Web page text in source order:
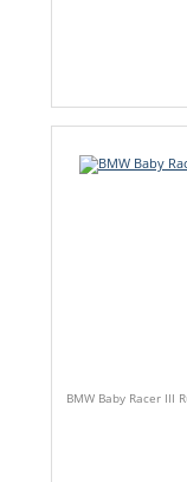
BMW Baby Racer III